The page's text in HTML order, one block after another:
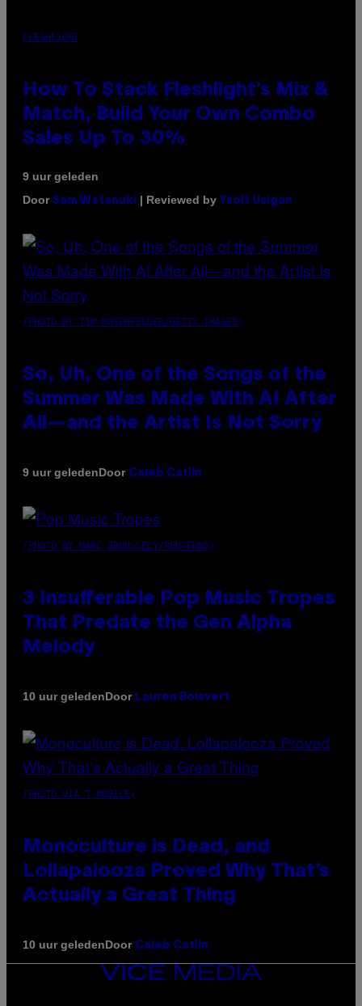
FLESHLIGHT
How To Stack Fleshlight’s Mix &
Match, Build Your Own Combo
Sales Up To 30%
9 uur geleden
Door Sam Watanuki | Reviewed by Ysolt Usigan
(PHOTO BY TIM MOSENFELDER/GETTY IMAGES)
So, Uh, One of the Songs of the
Summer Was Made With AI After
All—and the Artist Is Not Sorry
9 uur geledenDoor Caleb Catlin
(PHOTO BY MARC BROUSSELY/REDFERNS)
3 Insufferable Pop Music Tropes
That Predate the Gen Alpha
Melody
10 uur geledenDoor Lauren Boisvert
(PHOTO VIA T-MOBILE)
Monoculture is Dead, and
Lollapalooza Proved Why That’s
Actually a Great Thing
10 uur geledenDoor Caleb Catlin
VICE
MEDIA